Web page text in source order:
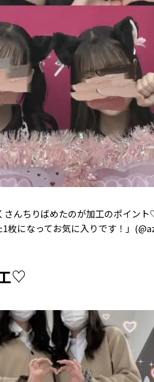
さんちりばめたのが加工のポイン
枚になってお気に入りです！」
♡